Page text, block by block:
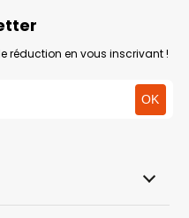
réduction en vous inscrivant !